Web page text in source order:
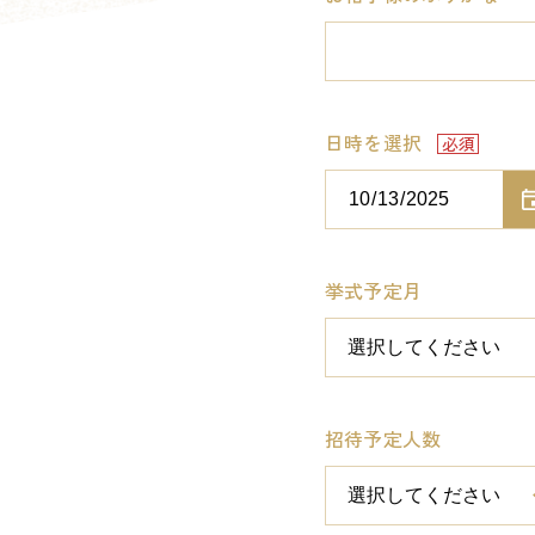
日時を選択
挙式予定月
招待予定人数